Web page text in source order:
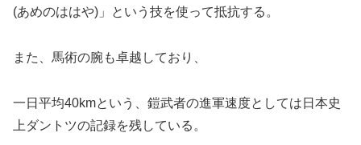
(あめのははや)」という技を使って抵抗する。
また、馬術の腕も卓越しており、
一日平均40kmという、鎧武者の進軍速度としては日本史
上ダントツの記録を残している。